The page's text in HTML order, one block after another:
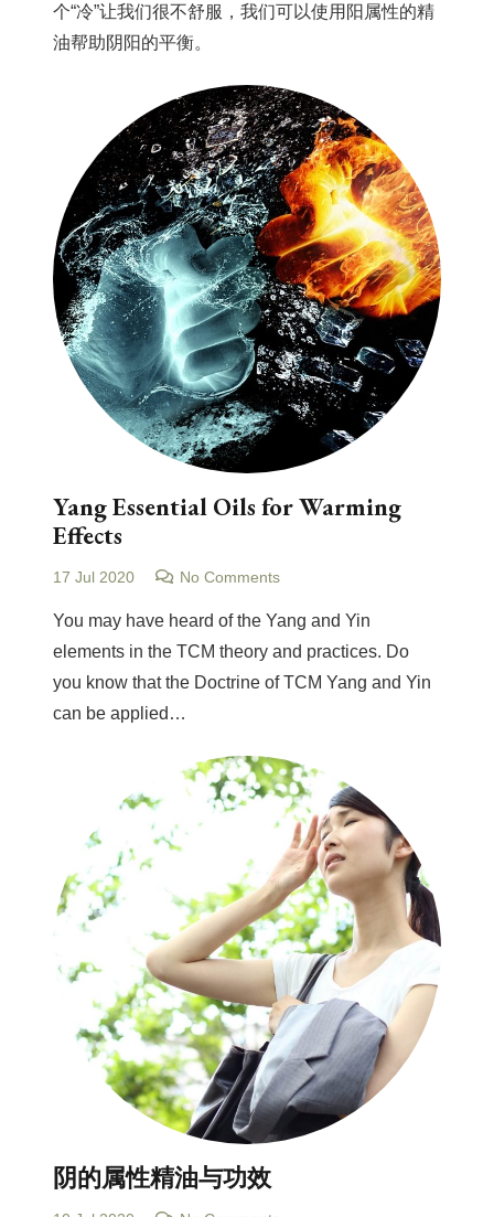
个“冷”让我们很不舒服，我们可以使用阳属性的精
油帮助阴阳的平衡。
Yang Essential Oils for Warming
Effects
17 Jul 2020 No Comments
You may have heard of the Yang and Yin
elements in the TCM theory and practices. Do
you know that the Doctrine of TCM Yang and Yin
can be applied…
阴的属性精油与功效